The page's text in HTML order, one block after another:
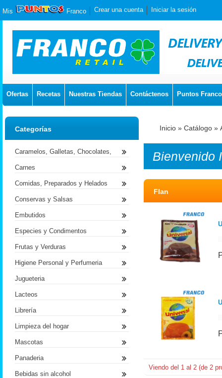
Mis Franco Crear una cuenta Iniciar la sesión
Ofertas Recetas Nuestras Tiendas Contáctenos Puntos Franco
Inicio » Catálogo »
Bienvenido
Flan
Viendo del 1 al 2 (de 2
Categorías
Caramelos, Galletas, Chocolates,
Carnes
Comidas, Preparados y Helados
Conservas y Salsas
Embutidos
Especies y Condimentos
Frutas y Verduras
Higiene Personal y Perfumeria
Jugueteria
Lacteos
Librería
Limpieza del hogar
Mascotas
Panaderia
Bebidas sin alcohol